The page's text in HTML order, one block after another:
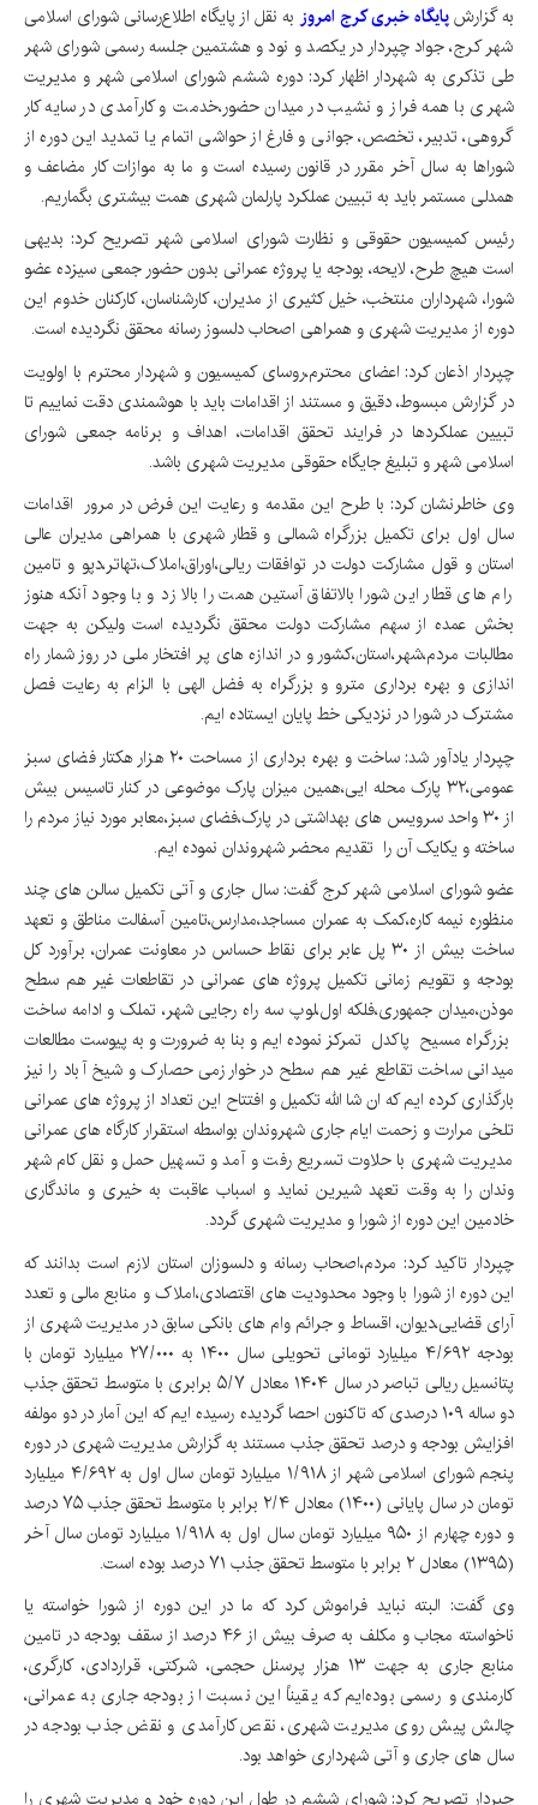
به گزارشپایگاه خبری کرج امروزبه نقل از پایگاه اطلاع‌رسانی شورای اسلامی
شهر کرج، جواد چپردار در یکصد و نود و هشتمین جلسه رسمی شورای شهر
طی تذکری به شهردار اظهار کرد: دوره ششم شورای اسلامی شهر و مدیریت
شهری با همه فراز و نشیب در میدان حضور،خدمت و کارآمدی در سایه کار
گروهی، تدبیر، تخصص، جوانی و فارغ از حواشی اتمام یا تمدید این دوره از
شوراها به سال آخر مقرر در قانون رسیده است و ما به موازات کار مضاعف و
همدلی مستمر باید به تبیین عملکرد پارلمان شهری همت بیشتری بگماریم.
رئیس کمیسیون حقوقی و نظارت شورای اسلامی شهر تصریح کرد: بدیهی
است هیچ طرح، لایحه، بودجه یا پروژه عمرانی بدون حضور جمعی سیزده عضو
شورا، شهرداران منتخب، خیل کثیری از مدیران، کارشناسان، کارکنان خدوم این
دوره از مدیریت شهری و همراهی اصحاب دلسوز رسانه محقق نگردیده است.
چپردار اذعان کرد: اعضای محترم،روسای کمیسیون و شهردار محترم با اولویت
در گزارش مبسوط، دقیق و مستند از اقدامات باید با هوشمندی دقت نماییم تا
تبیین عملکردها در فرایند تحقق اقدامات، اهداف و برنامه جمعی شورای
اسلامی شهر و تبلیغ جایگاه حقوقی مدیریت شهری باشد.
وی خاطرنشان کرد: با طرح این مقدمه و رعایت این فرض در مرور اقدامات
سال اول برای تکمیل بزرگراه شمالی و قطار شهری با همراهی مدیران عالی
استان و قول مشارکت دولت در توافقات ریالی،اوراق،املاک،تهاتر،دپو و تامین
رام های قطار این شورا بالاتفاق آستین همت را بالا زد و با وجود آنکه هنوز
بخش عمده از سهم مشارکت دولت محقق نگردیده است ولیکن به جهت
مطالبات مردم،شهر،استان،کشور و در اندازه های پر افتخار ملی در روز شمار راه
اندازی و بهره برداری مترو و بزرگراه به فضل الهی با الزام به رعایت فصل
مشترک در شورا در نزدیکی خط پایان ایستاده ایم.
چپردار یادآور شد: ساخت و بهره برداری از مساحت ۲۰ هزار هکتار فضای سبز
عمومی،۳۲ پارک محله ایی،همین میزان پارک موضوعی در کنار تاسیس بیش
از ۳۰ واحد سرویس های بهداشتی در پارک،فضای سبز،معابر مورد نیاز مردم را
ساخته و یکایک آن را تقدیم محضر شهروندان نموده ایم.
عضو شورای اسلامی شهر کرج گفت: سال جاری و آتی تکمیل سالن های چند
منظوره نیمه کاره،کمک به عمران مساجد،مدارس،تامین آسفالت مناطق و تعهد
ساخت بیش از ۳۰ پل عابر برای نقاط حساس در معاونت عمران، برآورد کل
بودجه و تقویم زمانی تکمیل پروژه های عمرانی در تقاطعات غیر هم سطح
موذن،میدان جمهوری،فلکه اول،لوپ سه راه رجایی شهر، تملک و ادامه ساخت
بزرگراه مسیح پاکدل تمرکز نموده ایم و بنا به ضرورت و به پیوست مطالعات
میدانی ساخت تقاطع غیر هم سطح در خوارزمی حصارک و شیخ آباد را نیز
بارگذاری کرده ایم که ان شا الله تکمیل و افتتاح این تعداد از پروژه های عمرانی
تلخی مرارت و زحمت ایام جاری شهروندان بواسطه استقرار کارگاه های عمرانی
مدیریت شهری با حلاوت تسریع رفت و آمد و تسهیل حمل و نقل کام شهر
وندان را به وقت تعهد شیرین نماید و اسباب عاقبت به خیری و ماندگاری
خادمین این دوره از شورا و مدیریت شهری گردد.
چپردار تاکید کرد: مردم،اصحاب رسانه و دلسوزان استان لازم است بدانند که
این دوره از شورا با وجود محدودیت های اقتصادی،املاک و منابع مالی و تعدد
آرای قضایی،دیوان، اقساط و جرائم وام های بانکی سابق در مدیریت شهری از
بودجه ۴/۶۹۲ میلیارد تومانی تحویلی سال ۱۴۰۰ به ۲۷/۰۰۰ میلیارد تومان با
پتانسیل ریالی تباصر در سال ۱۴۰۴ معادل ۵/۷ برابری با متوسط تحقق جذب
دو ساله ۱۰۹ درصدی که تاکنون احصا گردیده رسیده ایم که این آمار در دو مولفه
افزایش بودجه و درصد تحقق جذب مستند به گزارش مدیریت شهری در دوره
پنجم شورای اسلامی شهر از ۱/۹۱۸ میلیارد تومان سال اول به ۴/۶۹۲ میلیارد
تومان در سال پایانی (۱۴۰۰) معادل ۲/۴ برابر با متوسط تحقق جذب ۷۵ درصد
و دوره چهارم از ۹۵۰ میلیارد تومان سال اول به ۱/۹۱۸ میلیارد تومان سال آخر
(۱۳۹۵) معادل ۲ برابر با متوسط تحقق جذب ۷۱ درصد بوده است.
وی گفت: البته نباید فراموش کرد که ما در این دوره از شورا خواسته یا
ناخواسته مجاب و مکلف به صرف بیش از ۴۶ درصد از سقف بودجه در تامین
منابع جاری به جهت ۱۳ هزار پرسنل حجمی، شرکتی، قراردادی، کارگری،
کارمندی و رسمی بوده‌ایم که یقیناً این نسبت از بودجه جاری به عمرانی،
چالش پیش روی مدیریت شهری، نقص کارآمدی و نقض جذب بودجه در
سال های جاری و آتی شهرداری خواهد بود.
چپردار تصریح کرد: شورای ششم در طول این دوره خود و مدیریت شهری را